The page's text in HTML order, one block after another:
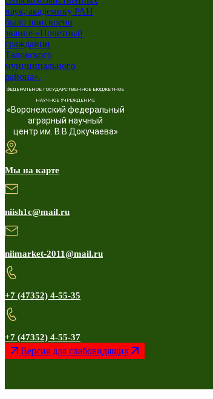
ФЕДЕРАЛЬНОЕ ГОСУДАРСТВЕННОЕ БЮДЖЕТНОЕ
НАУЧНОЕ УЧРЕЖДЕНИЕ
«Воронежский федеральный
аграрный научный
центр им. В.В.Докучаева»
Мы на карте
niish1c@mail.ru
niimarket-2011@mail.ru
+7 (47352) 4-55-35
+7 (47352) 4-55-37
Версия для слабовидящих